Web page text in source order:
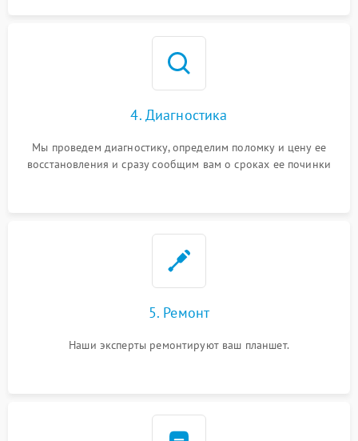
4. Диагностика
Мы проведем диагностику, определим поломку и цену ее
восстановления и сразу сообщим вам о сроках ее починки
5. Ремонт
Наши эксперты ремонтируют ваш планшет.